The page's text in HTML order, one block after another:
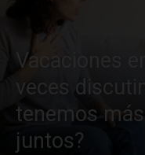
Vacaciones
veces
tenemos
juntos?